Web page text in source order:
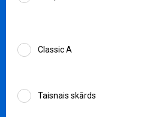
Classic A
Taisnais skārds